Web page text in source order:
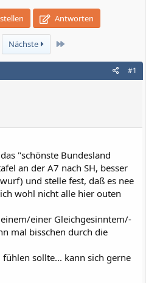
Antworten
Nächste Letzte
#1
"schönste Bundesland
an der A7 nach SH, besser
und stelle fest, daß es nee
wohl nicht alle hier outen
einer Gleichgesinntem/-
mal bisschen durch die
sollte... kann sich gerne